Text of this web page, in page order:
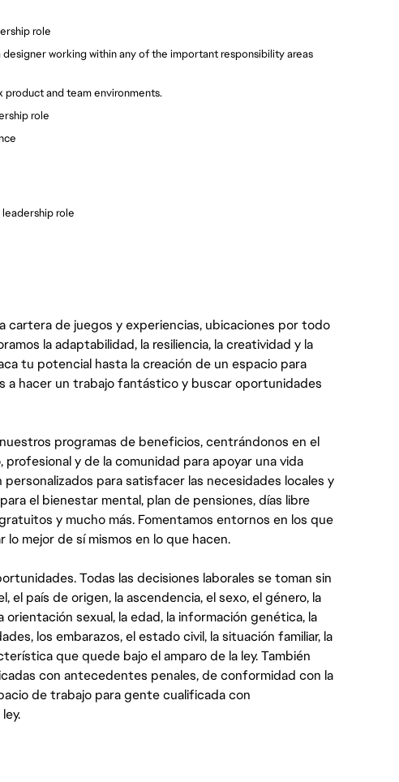
role
working within any of the important responsibility areas
and team environments.
role
role
cartera de juegos y experiencias, ubicaciones por todo
la adaptabilidad, la resiliencia, la creatividad y la
tu potencial hasta la creación de un espacio para
a hacer un trabajo fantástico y buscar oportunidades
programas de beneficios, centrándonos en el
y de la comunidad para apoyar una vida
para satisfacer las necesidades locales y
el bienestar mental, plan de pensiones, días libre
y mucho más. Fomentamos entornos en los que
mejor de sí mismos en lo que hacen.
Todas las decisiones laborales se toman sin
el país de origen, la ascendencia, el sexo, el género, la
sexual, la edad, la información genética, la
los embarazos, el estado civil, la situación familiar, la
que quede bajo el amparo de la ley. También
con antecedentes penales, de conformidad con la
de trabajo para gente cualificada con